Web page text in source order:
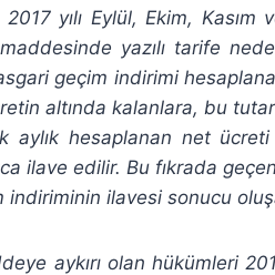
2017 yılı Eylül, Ekim,
yazılı tarife
geçim indirimi
altında kalanlara, bu tutar
aylık hesaplanan net
ilave edilir. Bu fıkrada
indiriminin ilavesi sonucu
aykırı olan hükümleri